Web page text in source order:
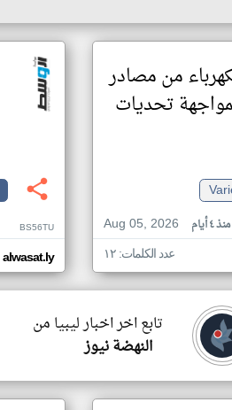
من مصادر
تحديات
Aug 05, 2026
منذ ٤ أيام
عدد الكلمات: ١٢
BS56TU
alwasat.ly
تابع اخر اخبار ليبيا من
النهضة نيوز